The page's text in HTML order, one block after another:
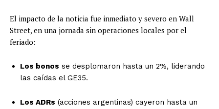
El impacto de la noticia fue inmediato y severo en Wall
Street, en una jornada sin operaciones locales por el
feriado:
Los bonos se desplomaron hasta un 2%, liderando
las caídas el GE35.
Los ADRs (acciones argentinas) cayeron hasta un